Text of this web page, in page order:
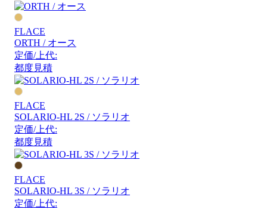
FLACE
ORTH / オース
定価/上代:
都度見積
FLACE
SOLARIO-HL 2S / ソラリオ
定価/上代:
都度見積
FLACE
SOLARIO-HL 3S / ソラリオ
定価/上代: